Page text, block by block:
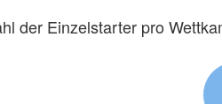
der Einzelstarter pro